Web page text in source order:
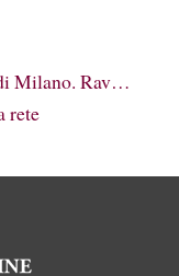
Milano. Rav…
rete